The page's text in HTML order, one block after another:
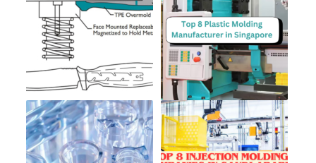
AR
ES
JA
CS
DA
FI